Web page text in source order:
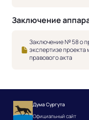
Заключение
Заключение № 58 о
экспертизе
правового акта
Дума Сургута
Официальный сайт